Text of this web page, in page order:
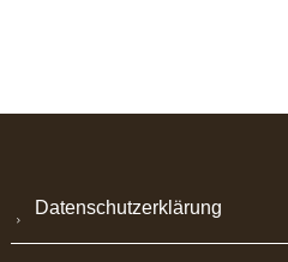
Datenschutzerklärung